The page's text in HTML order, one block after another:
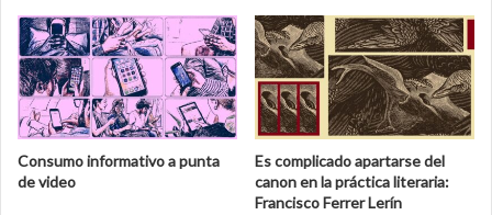
Consumo informativo a punta
de video
Es complicado apartarse del
canon en la práctica literaria:
Francisco Ferrer Lerín